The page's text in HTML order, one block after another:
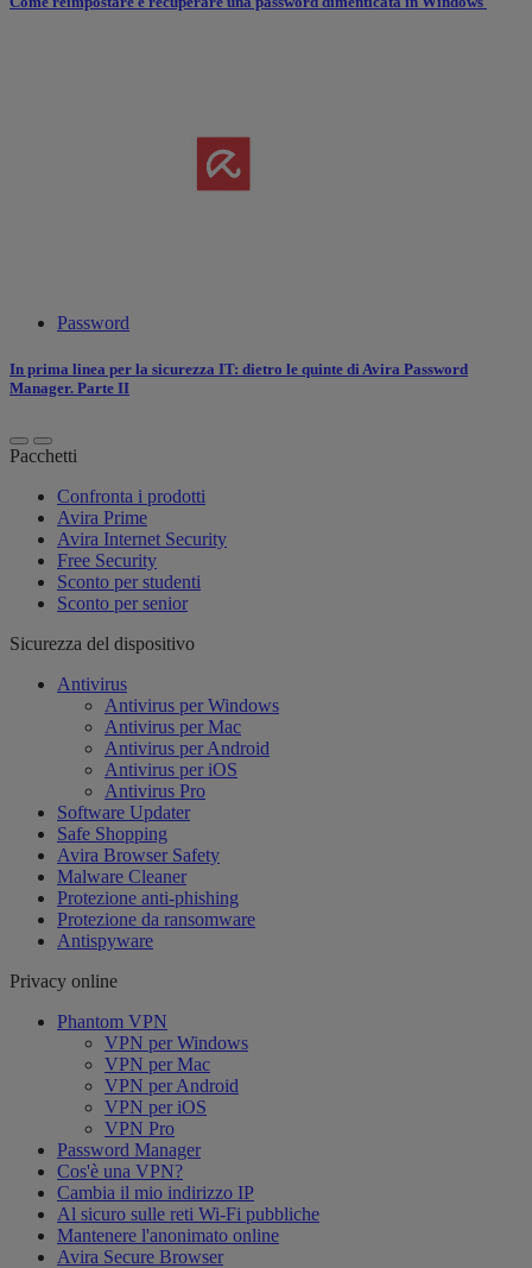
Password
In prima linea per la sicurezza IT: dietro le quinte di Avira Password
Manager. Parte II
Pacchetti
Confronta i prodotti
Avira Prime
Avira Internet Security
Free Security
Sconto per studenti
Sconto per senior
Sicurezza del dispositivo
Antivirus
Antivirus per Windows
Antivirus per Mac
Antivirus per Android
Antivirus per iOS
Antivirus Pro
Software Updater
Safe Shopping
Avira Browser Safety
Malware Cleaner
Protezione anti-phishing
Protezione da ransomware
Antispyware
Privacy online
Phantom VPN
VPN per Windows
VPN per Mac
VPN per Android
VPN per iOS
VPN Pro
Password Manager
Cos'è una VPN?
Cambia il mio indirizzo IP
Al sicuro sulle reti Wi-Fi pubbliche
Mantenere l'anonimato online
Avira Secure Browser